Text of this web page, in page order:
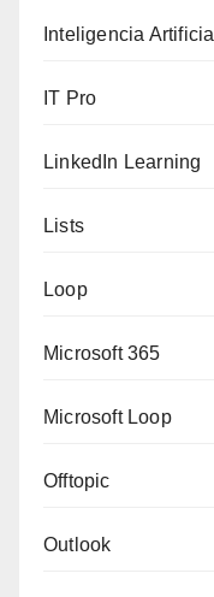
Inteligencia Artificial
IT Pro
LinkedIn Learning
Lists
Loop
Microsoft 365
Microsoft Loop
Offtopic
Outlook